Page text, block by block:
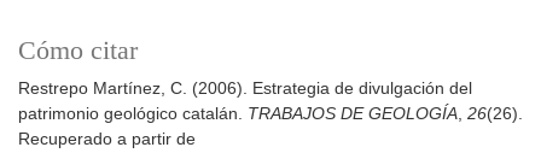
Cómo citar
Restrepo Martínez, C. (2006). Estrategia de divulgación del
patrimonio geológico catalán. TRABAJOS DE GEOLOGÍA, 26(26).
Recuperado a partir de